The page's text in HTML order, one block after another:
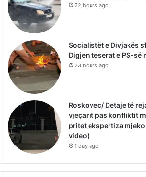
22 hours ago
Socialistët e Divjakës
Digjen teserat e PS-së
23 hours ago
Roskovec/ Detaje të
vjeçarit pas konfliktit
pritet ekspertiza
video)
1 day ago